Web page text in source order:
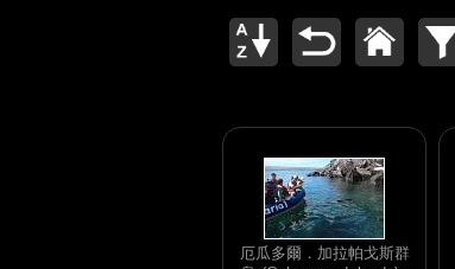
厄瓜多爾．加拉帕戈斯群